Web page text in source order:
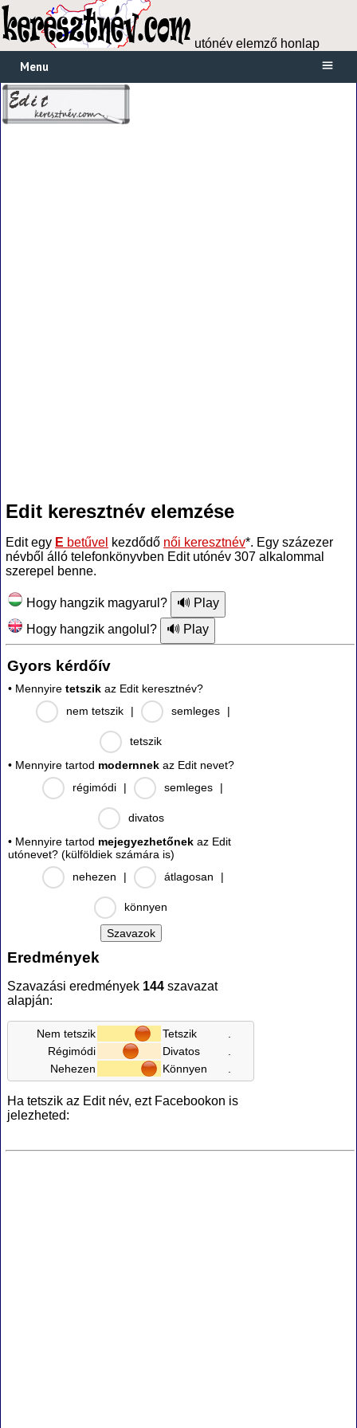
utónév elemző honlap
Menu
Edit keresztnév elemzése
Edit egy E betűvel kezdődő női keresztnév*. Egy százezer
névből álló telefonkönyvben Edit utónév 307 alkalommal
szerepel benne.
Hogy hangzik magyarul?
Hogy hangzik angolul?
Gyors kérdőív
• Mennyire tetszik az Edit keresztnév?
nem tetszik
| semleges |
tetszik
• Mennyire tartod modernnek az Edit nevet?
régimódi
| semleges |
divatos
• Mennyire tartod mejegyezhetőnek az Edit
utónevet? (külföldiek számára is)
nehezen
| átlagosan |
könnyen
Eredmények
Szavazási eredmények 144 szavazat
alapján:
Nem tetszik Tetszik
Régimódi
Divatos
Nehezen
Könnyen
Ha tetszik az Edit név, ezt Facebookon is
jelezheted: